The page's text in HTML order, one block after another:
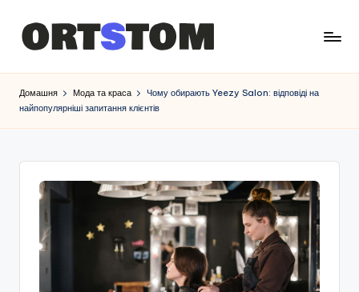
Домашня Мода та краса
Чому обирають Yeezy Salon: відповіді на
найпопулярніші запитання клієнтів